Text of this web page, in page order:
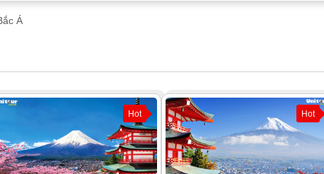
Á
Hot Hot